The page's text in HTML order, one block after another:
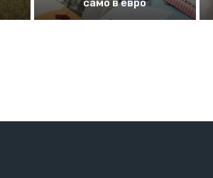
само в евро